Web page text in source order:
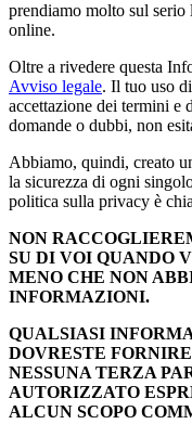
prendiamo molto sul serio
online.
Oltre a rivedere questa
Avviso legale. Il tuo uso di
accettazione dei termini e
domande o dubbi, non
Abbiamo, quindi, creato
la sicurezza di ogni
politica sulla privacy è
NON
SU DI VOI QUANDO
MENO CHE NON
INFORMAZIONI.
QUALSIASI
DOVRESTE
NESSUNA TERZA
AUTORIZZATO
ALCUN SCOPO